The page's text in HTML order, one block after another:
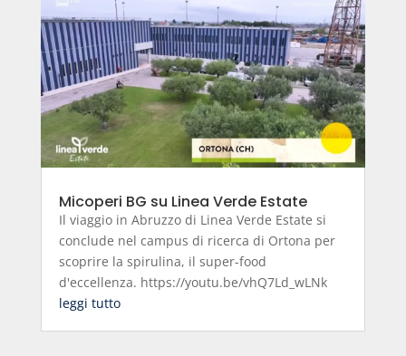
Micoperi BG su Linea Verde Estate
Il viaggio in Abruzzo di Linea Verde Estate si
conclude nel campus di ricerca di Ortona per
scoprire la spirulina, il super-food
d'eccellenza. https://youtu.be/vhQ7Ld_wLNk
leggi tutto